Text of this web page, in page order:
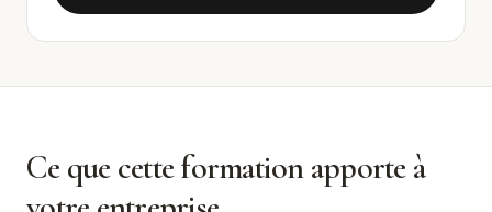
Ce que cette formation apporte à